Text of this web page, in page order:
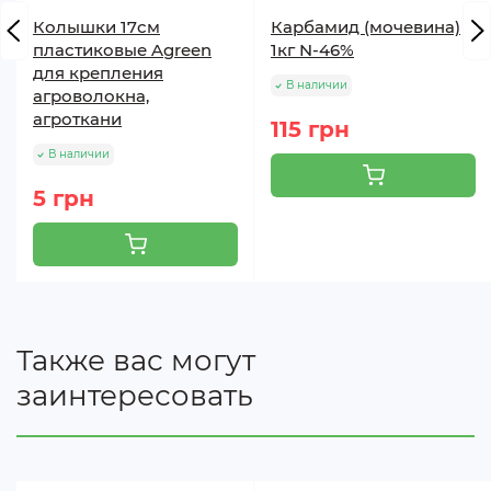
Колышки 17см
пластиковые Agreen
для крепления
агроволокна,
агроткани
В наличии
5 грн
Карбамид (мочевина)
1кг N-46%
В наличии
115 грн
Также вас могут
заинтересовать